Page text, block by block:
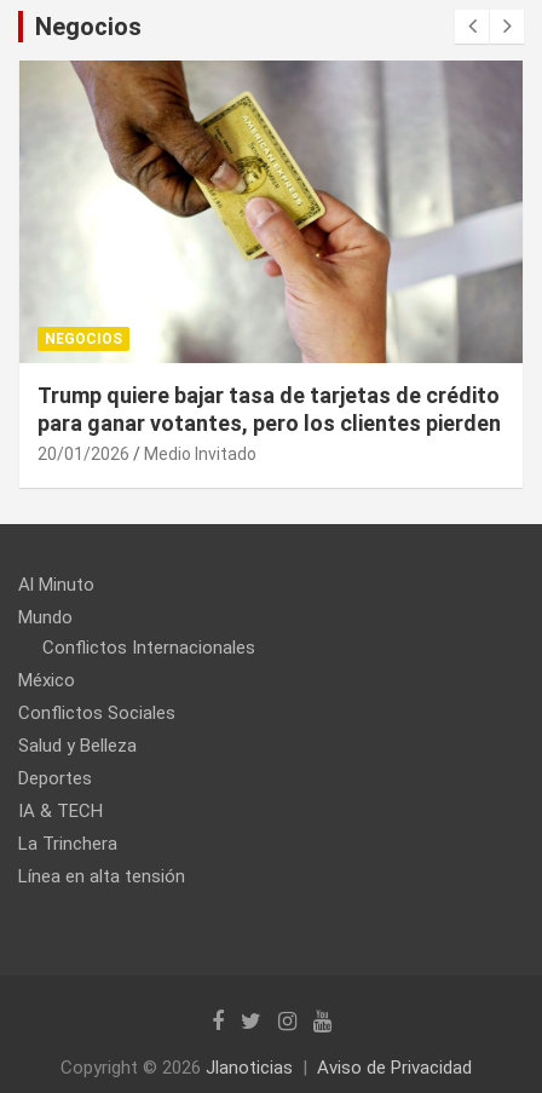
Negocios
NEGOCIOS
¿Cuál es el “arma nuclear económica” que la
UE puede utilizar contra EU?
20/01/2026 Medio Invitado
Al Minuto
Mundo
Conflictos Internacionales
México
Conflictos Sociales
Salud y Belleza
Deportes
IA & TECH
La Trinchera
Línea en alta tensión
Copyright © 2026 Jlanoticias Aviso de Privacidad